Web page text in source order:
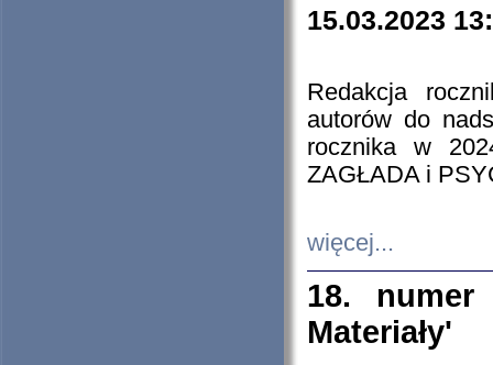
15.03.2023
Redakcja
autorów do
rocznika w
ZAGŁADA i
więcej...
18. numer
Materiały'